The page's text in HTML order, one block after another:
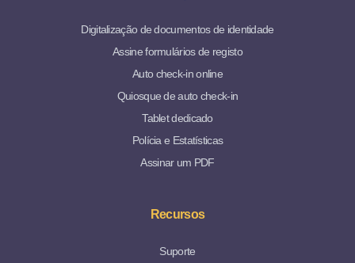
Digitalização de documentos de identidade
Assine formulários de registo
Auto check-in online
Quiosque de auto check-in
Tablet dedicado
Polícia e Estatísticas
Assinar um PDF
Recursos
Suporte